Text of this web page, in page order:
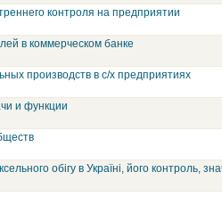
контроля на предприятии
в коммерческом банке
производств в с/х предприятиях
и функции
обігу в Україні, його контроль,